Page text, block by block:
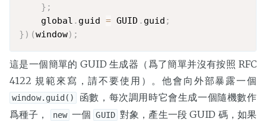
} ;
    global
. guid = GUID . guid ;
} ) (window) ;
這是一個簡單的 GUID 生成器（爲了簡單并沒有按照 RFC
4122 規範來寫，請不要使用）。他會向外部暴露一個
window.guid()
函數，每次調用時它會生成一個隨機數作
爲種子，
new 一個 GUID 對象，產生一段 GUID 碼，如果